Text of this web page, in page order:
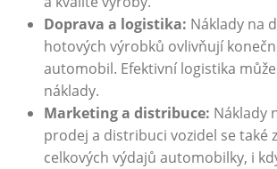
Doprava a logistika: Náklady na
hotových výrobků ovlivňují
automobil. Efektivní logistika
náklady.
Marketing a distribuce: Náklady
prodej a distribuci vozidel se také
celkových výdajů automobilky, i